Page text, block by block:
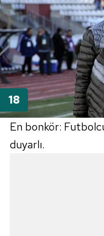
En bonkör:
duyarlı.